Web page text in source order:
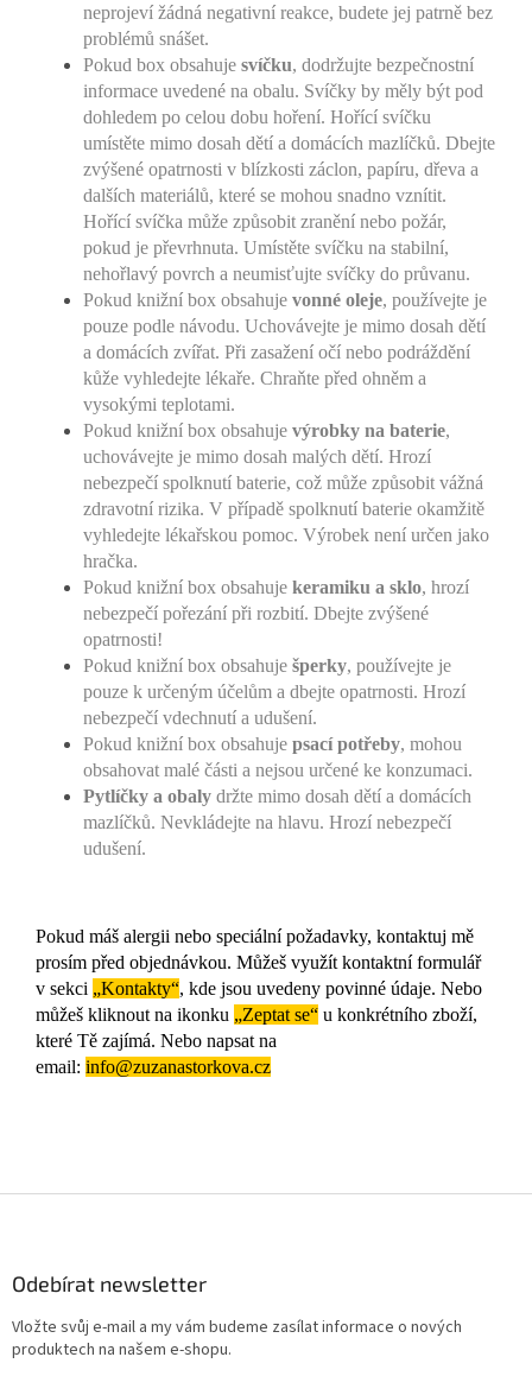
neprojeví žádná negativní reakce, budete jej patrně bez
problémů snášet.
Pokud box obsahuje svíčku, dodržujte bezpečnostní
informace uvedené na obalu. Svíčky by měly být pod
dohledem po celou dobu hoření. Hořící svíčku
umístěte mimo dosah dětí a domácích mazlíčků. Dbejte
zvýšené opatrnosti v blízkosti záclon, papíru, dřeva a
dalších materiálů, které se mohou snadno vznítit.
Hořící svíčka může způsobit zranění nebo požár,
pokud je převrhnuta. Umístěte svíčku na stabilní,
nehořlavý povrch a neumisťujte svíčky do průvanu.
Pokud knižní box obsahuje vonné oleje, používejte je
pouze podle návodu. Uchovávejte je mimo dosah dětí
a domácích zvířat. Při zasažení očí nebo podráždění
kůže vyhledejte lékaře. Chraňte před ohněm a
vysokými teplotami.
Pokud knižní box obsahuje výrobky na baterie,
uchovávejte je mimo dosah malých dětí. Hrozí
nebezpečí spolknutí baterie, což může způsobit vážná
zdravotní rizika. V případě spolknutí baterie okamžitě
vyhledejte lékařskou pomoc. Výrobek není určen jako
hračka.
Pokud knižní box obsahuje keramiku a sklo, hrozí
nebezpečí pořezání při rozbití. Dbejte zvýšené
opatrnosti!
Pokud knižní box obsahuje šperky, používejte je
pouze k určeným účelům a dbejte opatrnosti. Hrozí
nebezpečí vdechnutí a udušení.
Pokud knižní box obsahuje psací potřeby, mohou
obsahovat malé části a nejsou určené ke konzumaci.
Pytlíčky a obaly držte mimo dosah dětí a domácích
mazlíčků. Nevkládejte na hlavu. Hrozí nebezpečí
udušení.
Pokud máš alergii nebo speciální požadavky, kontaktuj mě
prosím před objednávkou. Můžeš využít kontaktní formulář
v sekci „Kontakty“, kde jsou uvedeny povinné údaje. Nebo
můžeš kliknout na ikonku „Zeptat se“ u konkrétního zboží,
které Tě zajímá. Nebo napsat na
email: info@zuzanastorkova.cz
Odebírat newsletter
Vložte svůj e-mail a my vám budeme zasílat informace o nových
produktech na našem e-shopu.